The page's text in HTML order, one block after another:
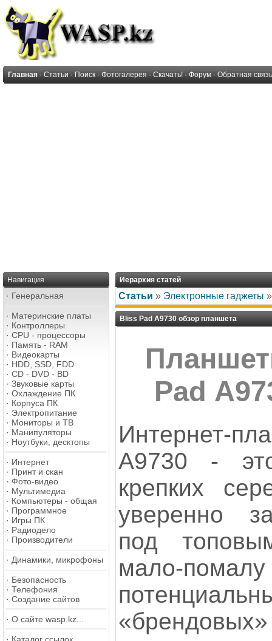
Главная · Статьи · Поиск · Фотогалерея · Скачать! · Форум · Обратная связь
Навигация
· Генеральная
· Материнские платы
· Контроллеры
· CPU - процессоры
· Память - RAM
· Видеокарты
· HDD, SSD, FDD
· CD - DVD - BD
· Звуковые карты
· Охлаждение ПК
· Корпуса ПК
· Электропитание
· Мониторы и ТВ
· Манипуляторы
· Ноутбуки, десктопы
· Интернет
· Принт и скан
· Фото-видео
· Мультимедиа
· Компьютеры - общая
· Программное
· Игры ПК
· Радиодело
· Производители
· Динамики, микрофоны
· Безопасность
· Телефония
· Создание сайтов
· О сайте wasp.kz...
Иерархия статей
Статьи » Электронные гаджеты
Bliss Pad А9730 обзор планшета
Pad
Интернет-
А9730 -
крепких
уверенно
под
мало-